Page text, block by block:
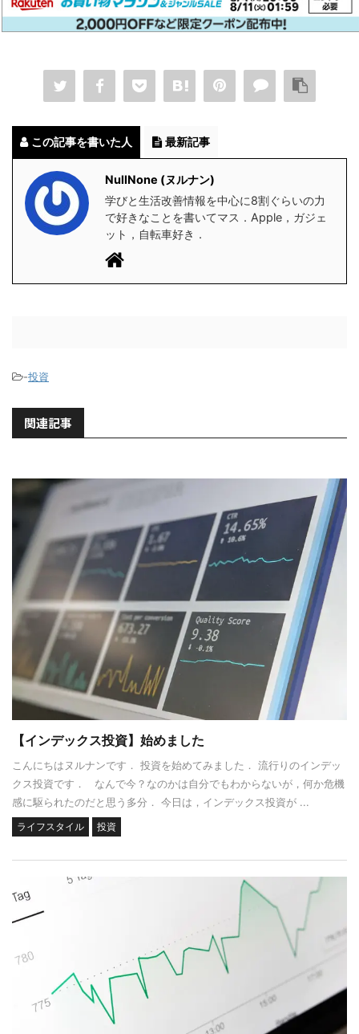
この記事を書いた人 最新記事
NullNone (ヌルナン)
学びと生活改善情報を中心に8割ぐらいの力
で好きなことを書いてマス．Apple，ガジェ
ット，自転車好き．
-投資
関連記事
【インデックス投資】始めました
こんにちはヌルナンです． 投資を始めてみました． 流行りのインデッ
クス投資です． なんで今？なのかは自分でもわからないが，何か危機
感に駆られたのだと思う多分． 今日は，インデックス投資が ...
ライフスタイル 投資